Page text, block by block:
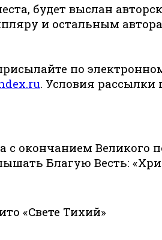
будет выслан
и остальным
по
.ru. Условия рассылки
с окончанием
Благую Весть:
«Свете Тихий»